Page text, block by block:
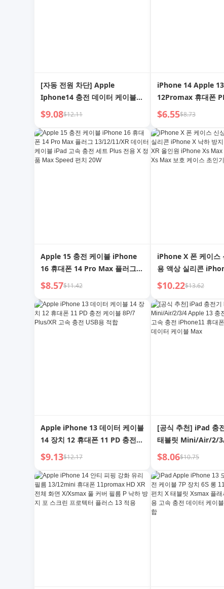
[자동 전원 차단] Apple
Iphone14 충전 데이터 케이블
13 휴대폰 12pro 충전 케이블
블릿 길이 2M 중립 Max용 PD
고속 충전에 적합
$9.08$12.11
iPhone 14 Apple
12Promax 휴대폰
X 데이터 케이블 XR
2M 8P 충전 케이블
$6.55$8.73
Apple 15 충전 케이블 iPhone
16 휴대폰 14 Pro Max 플러그
13/12/11/XR 데이터 케이블
정품 Max Speed 펀치 20W
$8.57$11.42
iPhone X 폰 케이스
용 액상 실리콘
방지 고급 iPhone XR
Xs Max 보호 케이스
Max
$10.22$13.62
Apple iPhone 13 데이터 케이블
14 장치 12 휴대폰 11 PD 충전
케이블 8P/7 Plus/XR 고속 충전
$9.13$12.17
[공식 추천] iPad 충
태블릿 Mini/Air/2/
13 충전 플러그
데이터 케이블 Max
$8.06$10.75